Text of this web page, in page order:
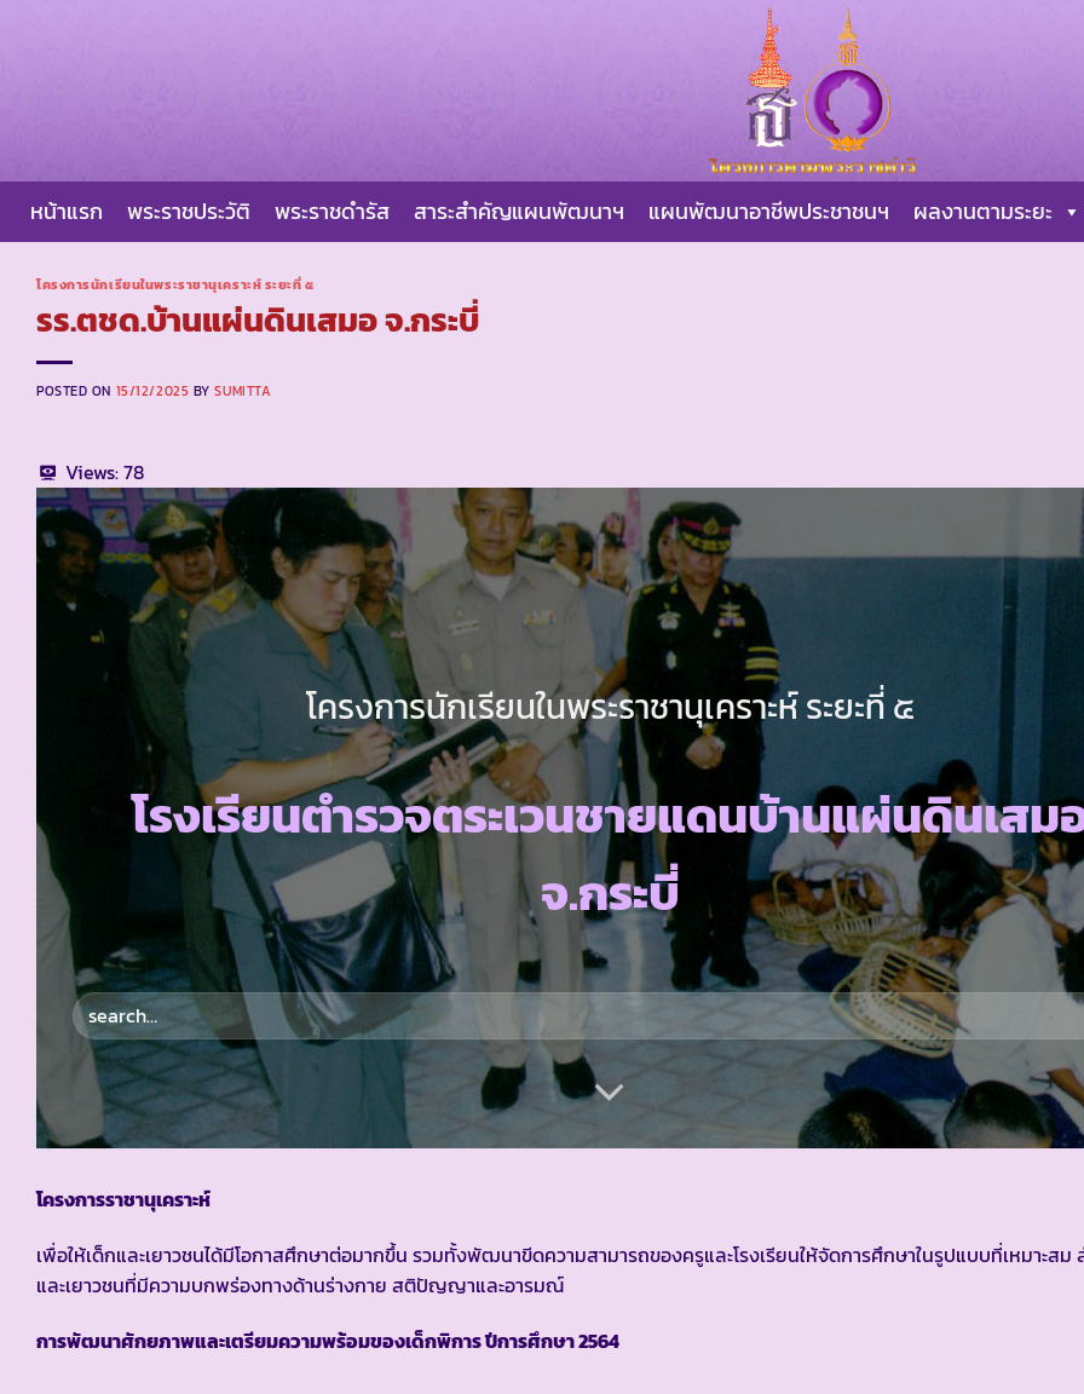
หน้าแรก พระราชประวัติ พระราชดำรัส สาระสำคัญแผนพัฒนาฯ แผนพัฒนาอาชีพประชาชนฯ ผลงานตามระยะ
โครงการนักเรียนในพระราชานุเคราะห์ ระยะที่ ๕
รร.ตชด.บ้านแผ่นดินเสมอ จ.กระบี่
POSTED ON 15/12/2025 BYSUMITTA
Views:78
โครงการนักเรียนในพระราชานุเคราะห์ ระยะที่ ๕
โรงเรียนตำรวจตระเวนชายแดนบ้านแผ่นดินเสม
จ.กระบี่
โครงการราชานุเคราะห์
เพื่อให้เด็กและเยาวชนได้มีโอกาสศึกษาต่อมากขึ้น รวมทั้งพัฒนาขีดความสามารถของครูและโรงเรียนให้จัดการศึกษาในรูปแบบที่เหมาะสม
และเยาวชนที่มีความบกพร่องทางด้านร่างกาย สติปัญญาและอารมณ์
การพัฒนาศักยภาพและเตรียมความพร้อมของเด็กพิการ ปีการศึกษา 2564